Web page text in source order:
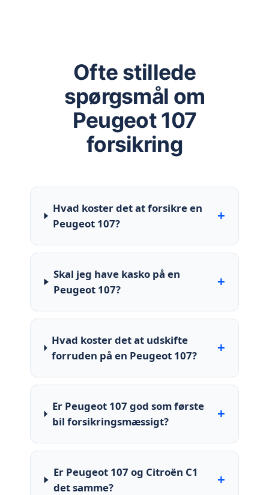
Ofte stillede
spørgsmål om
Peugeot 107
forsikring
Hvad koster det at forsikre en
Peugeot 107?
+
Skal jeg have kasko på en
Peugeot 107?
+
Hvad koster det at udskifte
forruden på en Peugeot 107?
+
Er Peugeot 107 god som første
bil forsikringsmæssigt?
+
Er Peugeot 107 og Citroën C1
det samme?
+